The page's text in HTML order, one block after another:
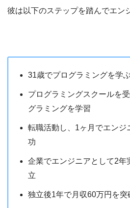
彼は以下のステップを踏んでエン
31歳でプログラミングを学
プログラミングスクールを
グラミングを学習
転職活動し、1ヶ月でエンジ
功
企業でエンジニアとして2年
立
独立後1年で月収60万円を突